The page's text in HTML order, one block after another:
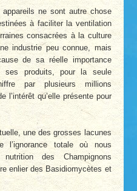
ne sont autre chose
à faciliter la ventilation
consacrées à la culture
industrie peu connue, mais
de sa réelle importance
produits, pour la seule
par plusieurs millions
l’intérêt qu’elle présente pour
une des grosses lacunes
l’ignorance totale où nous
des Champignons
enlier des Basidiomycètes et